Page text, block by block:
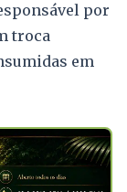
por
troca
em